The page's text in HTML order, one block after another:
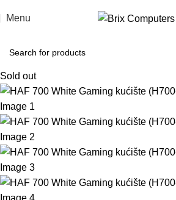
Menu
Sold out